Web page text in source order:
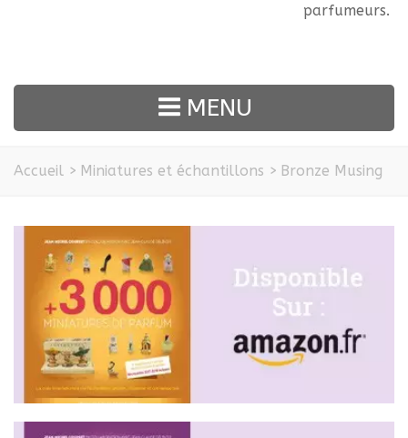
parfumeurs.
MENU
Accueil > Miniatures et échantillons > Bronze Musing